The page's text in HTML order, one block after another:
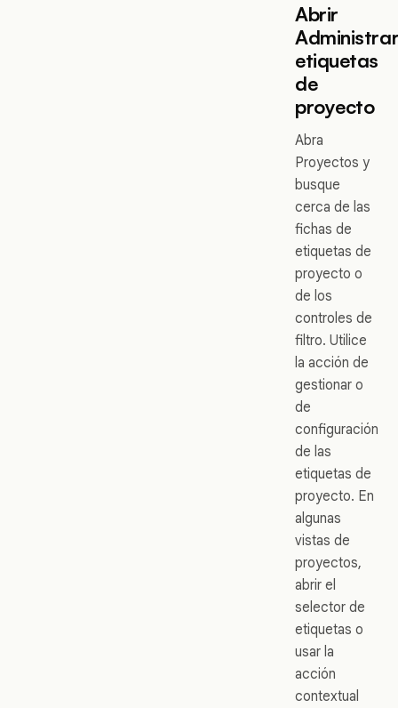
Abrir
etiquetas
de
proyecto
Abra
Proyectos y
busque
cerca de las
fichas de
etiquetas de
proyecto o
de los
controles de
filtro. Utilice
la acción de
gestionar o
de
configuración
de las
etiquetas de
proyecto. En
algunas
vistas de
proyectos,
abrir el
selector de
etiquetas o
usar la
acción
contextual